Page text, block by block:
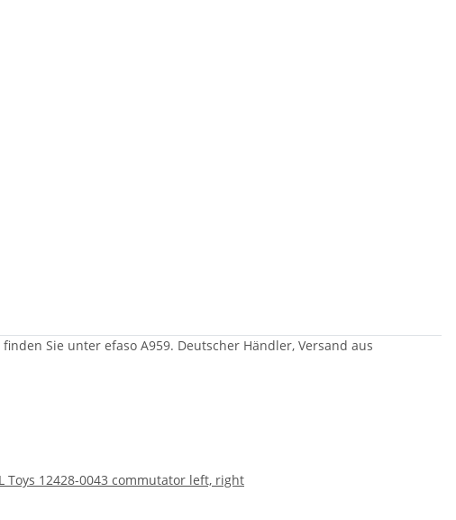
Sie unter efaso A959. Deutscher Händler, Versand aus